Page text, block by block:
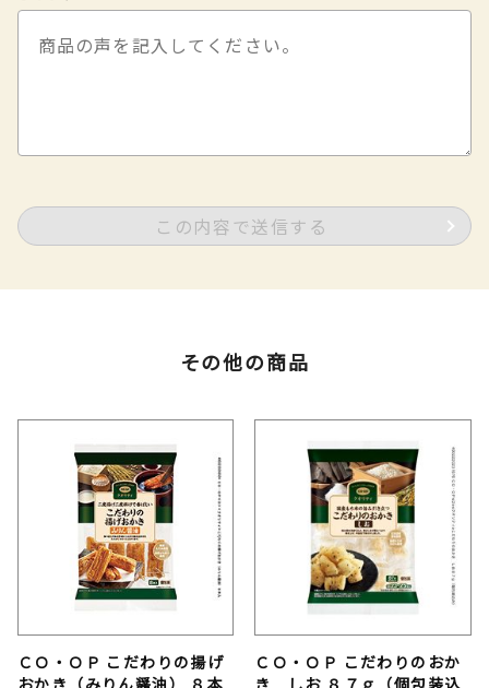
この内容で送信する
その他の商品
ＣＯ・ＯＰ こだわりの揚げ
ＣＯ・ＯＰ こだわりのおか